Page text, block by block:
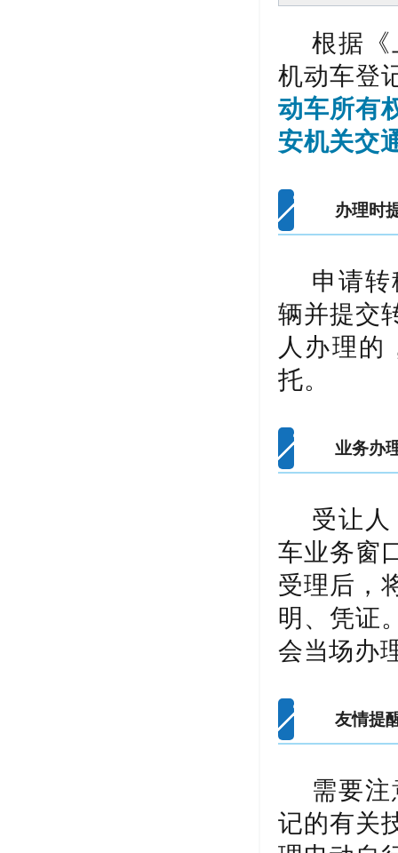
根据
机动车登
动车所有
安机关交
办理时
申请
辆并提交
人办理的
托。
业务办
受让
车业务窗
受理后，
明、凭证
会当场办
友情提
需要
记的有关